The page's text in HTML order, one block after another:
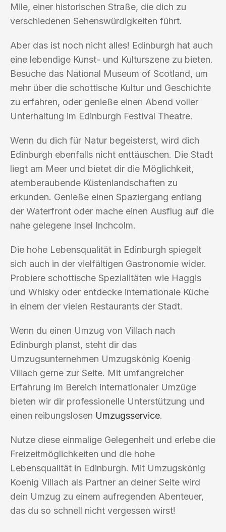
Mile, einer historischen Straße, die dich zu
verschiedenen Sehenswürdigkeiten führt.
Aber das ist noch nicht alles! Edinburgh hat auch
eine lebendige Kunst- und Kulturszene zu bieten.
Besuche das National Museum of Scotland, um
mehr über die schottische Kultur und Geschichte
zu erfahren, oder genieße einen Abend voller
Unterhaltung im Edinburgh Festival Theatre.
Wenn du dich für Natur begeisterst, wird dich
Edinburgh ebenfalls nicht enttäuschen. Die Stadt
liegt am Meer und bietet dir die Möglichkeit,
atemberaubende Küstenlandschaften zu
erkunden. Genieße einen Spaziergang entlang
der Waterfront oder mache einen Ausflug auf die
nahe gelegene Insel Inchcolm.
Die hohe Lebensqualität in Edinburgh spiegelt
sich auch in der vielfältigen Gastronomie wider.
Probiere schottische Spezialitäten wie Haggis
und Whisky oder entdecke internationale Küche
in einem der vielen Restaurants der Stadt.
Wenn du einen Umzug von Villach nach
Edinburgh planst, steht dir das
Umzugsunternehmen Umzugskönig Koenig
Villach gerne zur Seite. Mit umfangreicher
Erfahrung im Bereich internationaler Umzüge
bieten wir dir professionelle Unterstützung und
einen reibungslosen Umzugsservice.
Nutze diese einmalige Gelegenheit und erlebe die
Freizeitmöglichkeiten und die hohe
Lebensqualität in Edinburgh. Mit Umzugskönig
Koenig Villach als Partner an deiner Seite wird
dein Umzug zu einem aufregenden Abenteuer,
das du so schnell nicht vergessen wirst!